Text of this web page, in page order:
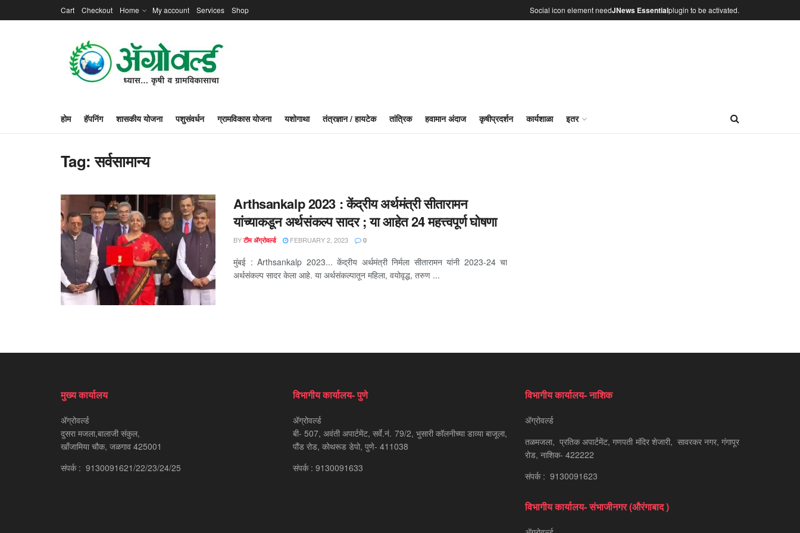
Cart Checkout Home My account Services Shop Social icon element needJNews Essentialplugin to be activated.
होम हॅपनिंग शासकीय योजना पशुसंवर्धन ग्रामविकास योजना यशोगाथा तंत्रज्ञान / हायटेक तांत्रिक हवामान अंदाज कृषीप्रदर्शन कार्यशाळा इतर
Tag:सर्वसामान्य
Arthsankalp 2023 : केंद्रीय अर्थमंत्री सीतारामन
यांच्याकडून अर्थसंकल्प सादर ; या आहेत 24 महत्त्वपूर्ण घोषणा
BY टीम ॲग्रोवर्ल्ड FEBRUARY 2, 2023 0
मुंबई : Arthsankalp 2023... केंद्रीय अर्थमंत्री निर्मला सीतारामन यांनी 2023-24 चा
अर्थसंकल्प सादर केला आहे. या अर्थसंकल्पातून महिला, वयोवृद्ध, तरुण ...
मुख्य कार्यालय
ॲग्रोवर्ल्ड
दुसरा मजला,बालाजी संकुल,
खाँजामिया चौक, जळगाव 425001
संपर्क : 9130091621/22/23/24/25
विभागीय कार्यालय- पुणे
ॲग्रोवर्ल्ड
बी- 507, अवंती अपार्टमेंट, सर्वे.नं. 79/2, भुसारी कॉलनीच्या डाव्या बाजूला,
पौंड रोड, कोथरूड डेपो, पुणे- 411038
संपर्क : 9130091633
विभागीय कार्यालय- नाशिक
ॲग्रोवर्ल्ड
तळमजला, प्रतिक अपार्टमेंट, गणपती मंदिर शेजारी, सावरकर नगर, गंगापूर
रोड, नाशिक- 422222
संपर्क : 9130091623
विभागीय कार्यालय- संभाजीनगर (औरंगाबाद )